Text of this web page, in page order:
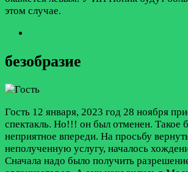
этом случае.
безобразие
Гость 12 января, 2023 год 28 ноября
спектакль. Но!!! он был отменен. Такое
неприятное впереди. На просьбу
неполученную услугу, началось
Сначала надо было получить